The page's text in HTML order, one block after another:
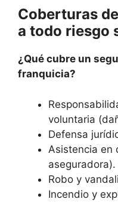
Coberturas
a todo riesgo
¿Qué cubre un
franquicia?
voluntaria
Defensa
Asistencia en
aseguradora).
Robo y
Incendio y